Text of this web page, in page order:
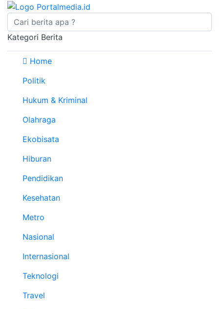
Kategori Berita
Home
Politik
Hukum & Kriminal
Olahraga
Ekobisata
Hiburan
Pendidikan
Kesehatan
Metro
Nasional
Internasional
Teknologi
Travel